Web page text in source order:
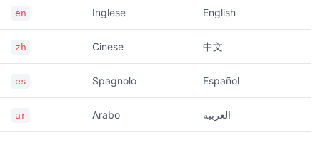
en Inglese English
zh Cinese 中文
es Spagnolo Español
ar Arabo العربية